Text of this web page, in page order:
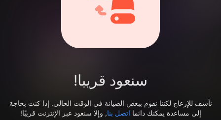
سنعود قريبا!
نأسف للإزعاج لكننا نقوم ببعض الصيانة في الوقت الحالي. إذا كنت بحاجة
إلى مساعدة يمكنك دائما اتصل بنا, وإلا سنعود عبر الإنترنت قريبًا!